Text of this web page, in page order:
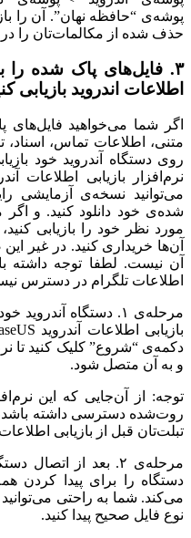
پوشه‌ی “حافظه نهان”. آن را
حذف شده از مکالمات‌تان را در
۳. فایل‌های پاک شده را
اطلاعات اندروید بازیابی
اگر شما می‌خواهید فایل‌های
متنی، اطلاعات تماس، اسناد،
روی دستگاه آندروید خود
می‌توانید نسخه‌ی آزمایشی
شده‌ی خود دانلود کنید. و
مورد نظر خود را بازیابی
آن‌ها خریداری کنید. در غیر
آن نیست. لطفا توجه داشته
اطلاعات تلگرام در دسترس
مرحله‌ی ۱. دستگاه
دکمه‌ی “شروع” کلیک کنید تا
و به آن متصل شود.
توجه: از آن‌جایی که این
روت‌شده دسترسی داشته
تبلت‌تان قبل از بازیابی
مرحله‌ی ۲. بعد از
دستگاه را برای پیدا کردن
می‌کند. شما به راحتی
نوع فایل صحیح پیدا کنید.